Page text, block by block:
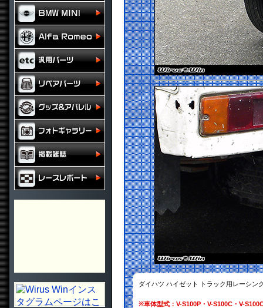
ダイハツ ハイゼット トラック用レーシン
※車体型式：V-S100P・V-S100C・V-